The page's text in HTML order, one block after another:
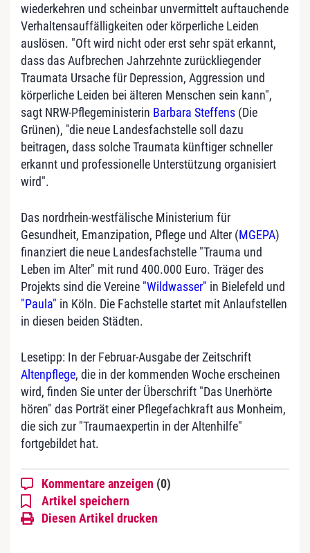
wiederkehren und scheinbar unvermittelt auftauchende
Verhaltensauffälligkeiten oder körperliche Leiden
auslösen. "Oft wird nicht oder erst sehr spät erkannt,
dass das Aufbrechen Jahrzehnte zurückliegender
Traumata Ursache für Depression, Aggression und
körperliche Leiden bei älteren Menschen sein kann",
sagt NRW-Pflegeministerin Barbara Steffens (Die
Grünen), "die neue Landesfachstelle soll dazu
beitragen, dass solche Traumata künftiger schneller
erkannt und professionelle Unterstützung organisiert
wird".
Das nordrhein-westfälische Ministerium für
Gesundheit, Emanzipation, Pflege und Alter (MGEPA)
finanziert die neue Landesfachstelle "Trauma und
Leben im Alter" mit rund 400.000 Euro. Träger des
Projekts sind die Vereine "Wildwasser" in Bielefeld und
"Paula" in Köln. Die Fachstelle startet mit Anlaufstellen
in diesen beiden Städten.
Lesetipp: In der Februar-Ausgabe der Zeitschrift
Altenpflege, die in der kommenden Woche erscheinen
wird, finden Sie unter der Überschrift "Das Unerhörte
hören" das Porträt einer Pflegefachkraft aus Monheim,
die sich zur "Traumaexpertin in der Altenhilfe"
fortgebildet hat.
Kommentare anzeigen (0)
Artikel speichern
Diesen Artikel drucken